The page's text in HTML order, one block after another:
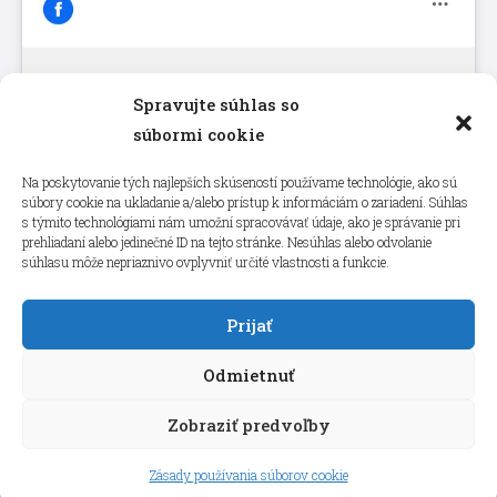
Spravujte súhlas so
súbormi cookie
Na poskytovanie tých najlepších skúseností používame technológie, ako sú
súbory cookie na ukladanie a/alebo prístup k informáciám o zariadení. Súhlas
s týmito technológiami nám umožní spracovávať údaje, ako je správanie pri
prehliadaní alebo jedinečné ID na tejto stránke. Nesúhlas alebo odvolanie
súhlasu môže nepriaznivo ovplyvniť určité vlastnosti a funkcie.
Prijať
Odmietnuť
Zobraziť predvoľby
Zásady používania súborov cookie
Kliknutím prijmete súbory cookie
Copyright © 2026 aneps.sk